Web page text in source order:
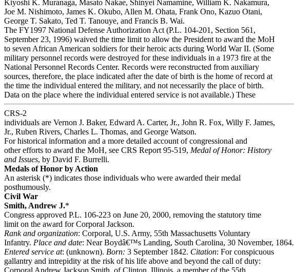
Kiyoshi K. Muranaga, Masato Nakae, Shinyei Namamine, William K. Nakamura,
Joe M. Nishimoto, James K. Okubo, Allen M. Ohata, Frank Ono, Kazuo Otani,
George T. Sakato, Ted T. Tanouye, and Francis B. Wai.
The FY1997 National Defense Authorization Act (P.L. 104-201, Section 561,
September 23, 1996) waived the time limit to allow the President to award the MoH
to seven African American soldiers for their heroic acts during World War II. (Some
military personnel records were destroyed for these individuals in a 1973 fire at the
National Personnel Records Center. Records were reconstructed from auxiliary
sources, therefore, the place indicated after the date of birth is the home of record at
the time the individual entered the military, and not necessarily the place of birth.
Data on the place where the individual entered service is not available.) These
CRS-2
individuals are Vernon J. Baker, Edward A. Carter, Jr., John R. Fox, Willy F. James,
Jr., Ruben Rivers, Charles L. Thomas, and George Watson.
For historical information and a more detailed account of congressional and
other efforts to award the MoH, see CRS Report 95-519, Medal of Honor: History
and Issues, by David F. Burrelli.
Medals of Honor by Action
An asterisk (*) indicates those individuals who were awarded their medal
posthumously.
Civil War
Smith, Andrew J.*
Congress approved P.L. 106-223 on June 20, 2000, removing the statutory time
limit on the award for Corporal Jackson.
Rank and organization: Corporal, U.S. Army, 55th Massachusetts Voluntary
Infantry. Place and date: Near Boydâ€™s Landing, South Carolina, 30 November, 1864.
Entered service at: (unknown). Born: 3 September 1842. Citation: For conspicuous
gallantry and intrepidity at the risk of his life above and beyond the call of duty:
Corporal Andrew Jackson Smith, of Clinton, Illinois, a member of the 55th